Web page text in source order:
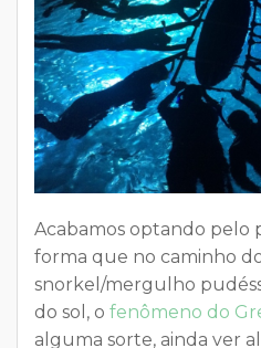
Acabamos optando pelo
forma que no caminho
snorkel/mergulho
do sol, o fenômeno do
alguma sorte, ainda ver